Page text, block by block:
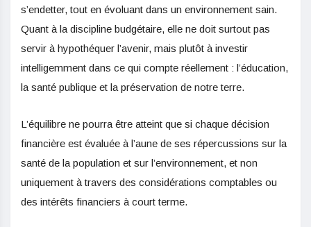
s’endetter, tout en évoluant dans un environnement sain.
Quant à la discipline budgétaire, elle ne doit surtout pas
servir à hypothéquer l’avenir, mais plutôt à investir
intelligemment dans ce qui compte réellement : l’éducation,
la santé publique et la préservation de notre terre.
L’équilibre ne pourra être atteint que si chaque décision
financière est évaluée à l’aune de ses répercussions sur la
santé de la population et sur l’environnement, et non
uniquement à travers des considérations comptables ou
des intérêts financiers à court terme.